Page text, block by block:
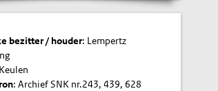
bezitter / houder: Lempertz
: Archief SNK nr.243, 439, 628